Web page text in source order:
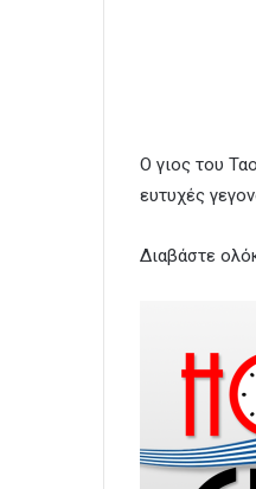
Ο γιος του
ευτυχές
Διαβάστε